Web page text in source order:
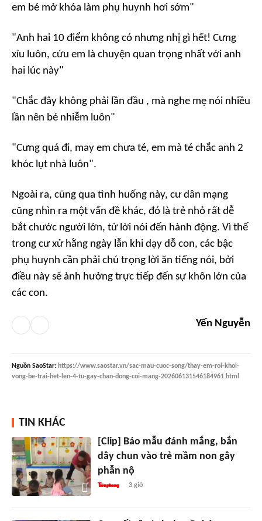
em bé mở khóa làm phụ huynh hơi sớm"
"Anh hai 10 điểm không có nhưng nhị gì hết! Cưng
xỉu luôn, cứu em là chuyện quan trọng nhất với anh
hai lúc này"
"Chắc đây không phải lần đầu , mà nghe mẹ nói nhiều
lần nên bé nhiễm luôn"
"Cưng quá đi, may em chưa té, em mà té chắc anh 2
khóc lụt nhà luôn".
Ngoài ra, cũng qua tình huống này, cư dân mạng
cũng nhìn ra một vấn đề khác, đó là trẻ nhỏ rất dễ
bắt chước người lớn, từ lời nói đến hành động. Vì thế
trong cư xử hằng ngày lẫn khi dạy dỗ con, các bậc
phụ huynh cần phải chú trọng lời ăn tiếng nói, bởi
điều này sẽ ảnh hưởng trực tiếp đến sự khôn lớn của
các con.
Yến Nguyễn
Nguồn SaoStar: https://www.saostar.vn/sac-mau-cuoc-song/thay-em-roi-khoi-
vong-be-trai-het-len-4-tu-gay-chan-dong-coi-mang-202606131546184961.html
TIN KHÁC
[Clip] Bảo mẫu đánh mắng, bắn
dây chun vào trẻ mầm non gây
phẫn nộ
3 giờ